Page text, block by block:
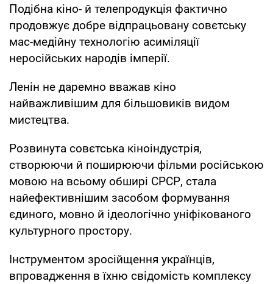
Подібна кіно- й телепродукція фактично
продовжує добре відпрацьовану совєтську
мас-медійну технологію асиміляції
неросійських народів імперії.
Ленін не даремно вважав кіно
найважливішим для більшовиків видом
мистецтва.
Розвинута совєтська кіноіндустрія,
створюючи й поширюючи фільми російською
мовою на всьому обширі СРСР, стала
найефективнішим засобом формування
єдиного, мовно й ідеологічно уніфікованого
культурного простору.
Інструментом зросійщення українців,
впровадження в їхню свідомість комплексу